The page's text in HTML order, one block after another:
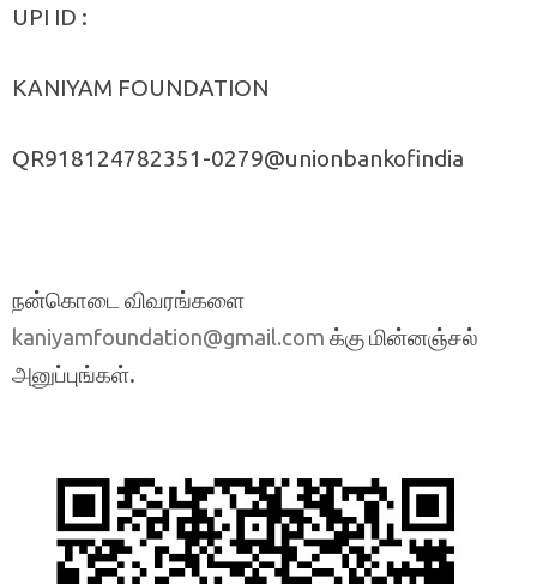
UPI ID :
KANIYAM FOUNDATION
QR918124782351-0279@unionbankofindia
நன்கொடை விவரங்களை
kaniyamfoundation@gmail.com க்கு மின்னஞ்சல்
அனுப்புங்கள்.